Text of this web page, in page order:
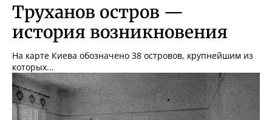
Труханов остров —
история возникновения
На карте Киева обозначено 38 островов, крупнейшим из
которых...